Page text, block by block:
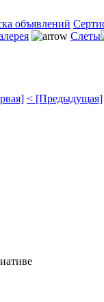
объявлений
Слеты
< [Предыдущая]